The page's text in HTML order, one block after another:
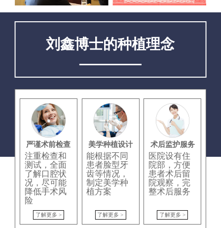
刘鑫博士的种植理念
严谨术前检查
注重检查和
测试，全面
了解口腔状
况，尽可能
降低手术风
险
了解更多 >
美学种植设计
能根据不同
患者脸型牙
齿等情况，
制定美学种
植方案
了解更多 >
术后监护服务
医院设有住
院部，方便
患者术后留
院观察，完
整术后服务
了解更多 >